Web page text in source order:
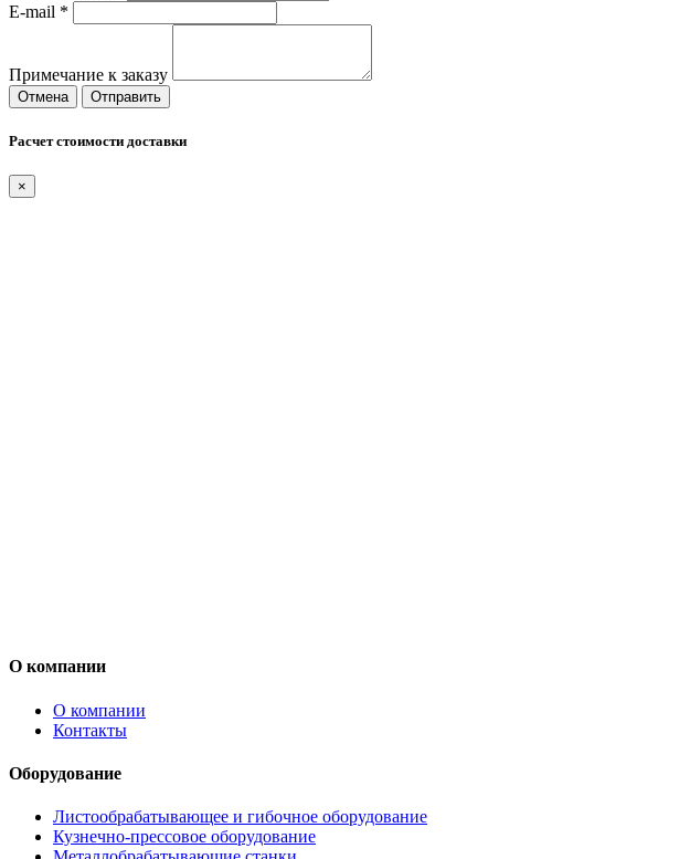
E-mail *
Примечание к заказу
Отмена Отправить
Расчет стоимости доставки
×
О компании
О компании
Контакты
Оборудование
Листообрабатывающее и гибочное оборудование
Кузнечно-прессовое оборудование